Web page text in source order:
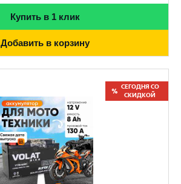
Купить в 1 клик
Добавить в корзину
СЕГОДНЯ СО
СКИДКОЙ